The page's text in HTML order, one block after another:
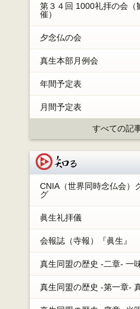
第３４回 1000礼拝の会（
催）
夕念仏の会
真生本部月例会
年間予定表
月間予定表
すべての記
CNIA（世界同時念仏会）
グ
眞生礼拝儀
会報誌（寺報）『眞生』
真生同盟の歴史 -二章- 一
真生同盟の歴史 -第一章-